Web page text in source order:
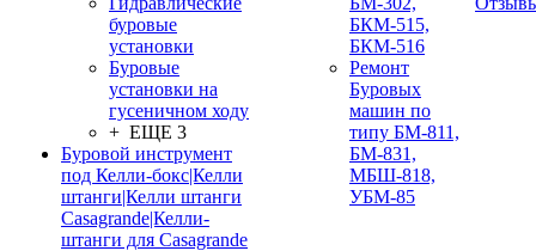
буровые
установки
Буровые
установки на
гусеничном ходу
+ ЕЩЕ 3
Буровой инструмент
под Келли-бокс|Келли
штанги|Келли штанги
Casagrande|Келли-
штанги для Casagrande
БКМ-515,
БКМ-516
Ремонт
Буровых
машин по
типу БМ-811,
БМ-831,
МБШ-818,
УБМ-85